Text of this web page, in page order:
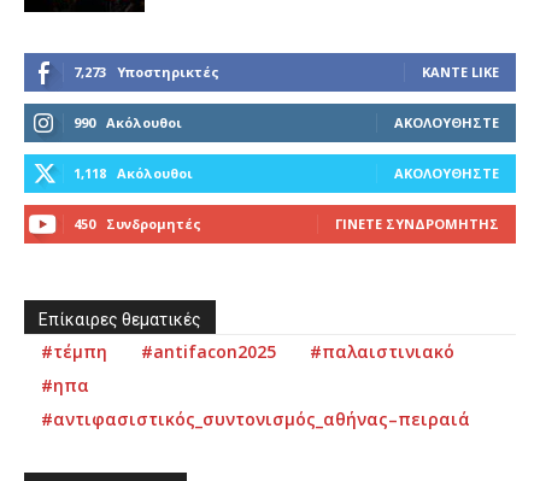
7,273 Υποστηρικτές ΚΆΝΤΕ LIKE
990 Ακόλουθοι ΑΚΟΛΟΥΘΉΣΤΕ
1,118 Ακόλουθοι ΑΚΟΛΟΥΘΉΣΤΕ
450 Συνδρομητές ΓΊΝΕΤΕ ΣΥΝΔΡΟΜΗΤΉΣ
Επίκαιρες θεματικές
#τέμπη #antifacon2025
#παλαιστινιακό
#ηπα
#αντιφασιστικός_συντονισμός_αθήνας–πειραιά